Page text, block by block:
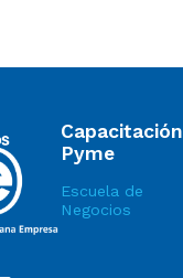
Capacitación
Pyme
Escuela de
Negocios